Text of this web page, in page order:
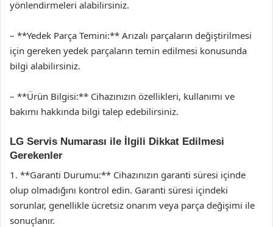
yönlendirmeleri alabilirsiniz.
– **Yedek Parça Temini:** Arızalı parçaların değiştirilmesi
için gereken yedek parçaların temin edilmesi konusunda
bilgi alabilirsiniz.
– **Ürün Bilgisi:** Cihazınızın özellikleri, kullanımı ve
bakımı hakkında bilgi talep edebilirsiniz.
LG Servis Numarası ile İlgili Dikkat Edilmesi
Gerekenler
1. **Garanti Durumu:** Cihazınızın garanti süresi içinde
olup olmadığını kontrol edin. Garanti süresi içindeki
sorunlar, genellikle ücretsiz onarım veya parça değişimi ile
sonuçlanır.